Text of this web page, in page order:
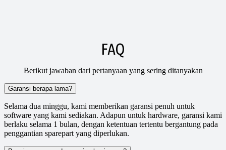
FAQ
Berikut jawaban dari pertanyaan yang sering ditanyakan
Garansi berapa lama?
Selama dua minggu, kami memberikan garansi penuh untuk
software yang kami sediakan. Adapun untuk hardware, garansi kami
berlaku selama 1 bulan, dengan ketentuan tertentu bergantung pada
penggantian sparepart yang diperlukan.